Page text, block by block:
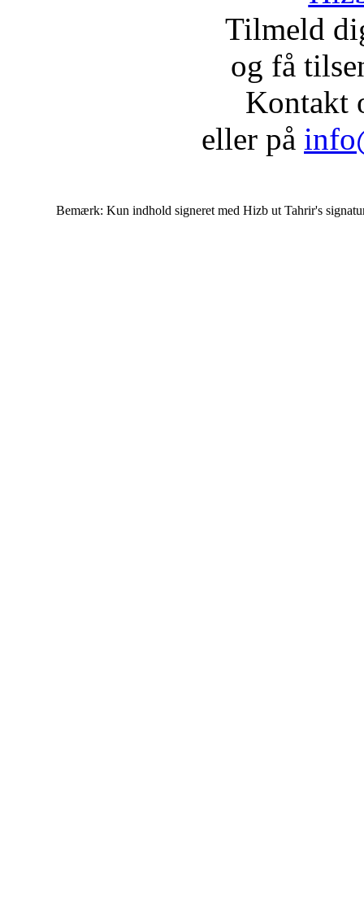
Tilmeld
og få
Kontakt
eller på
Bemærk: Kun indhold signeret med Hizb ut Tahrir's